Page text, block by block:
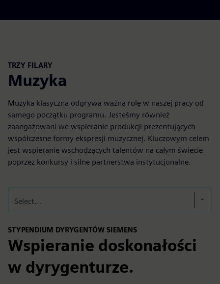
TRZY FILARY
Muzyka
Muzyka klasyczna odgrywa ważną rolę w naszej pracy od
samego początku programu. Jesteśmy również
zaangażowani we wspieranie produkcji prezentujących
współczesne formy ekspresji muzycznej. Kluczowym celem
jest wspieranie wschodzących talentów na całym świecie
poprzez konkursy i silne partnerstwa instytucjonalne.
Select...
STYPENDIUM DYRYGENTÓW SIEMENS
Wspieranie doskonałości
w dyrygenturze.